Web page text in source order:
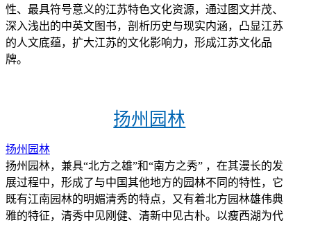
性、最具符号意义的江苏特色文化资源，通过图文并茂、
深入浅出的中英文图书，剖析历史与现实内涵，凸显江苏
的人文底蕴，扩大江苏的文化影响力，形成江苏文化品
牌。
扬州园林
扬州园林
扬州园林，兼具“北方之雄”和“南方之秀” ，在其漫长的发
展过程中，形成了与中国其他地方的园林不同的特性，它
既有江南园林的明媚清秀的特点，又有着北方园林雄伟典
雅的特征，清秀中见刚健、清新中见古朴。以瘦西湖为代